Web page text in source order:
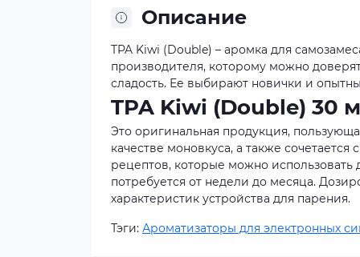
Описание
TPA Kiwi (Double) – аромка для
производителя, которому можно
сладость. Ее выбирают новички и
TPA Kiwi (Double) 30
Это оригинальная продукция,
качестве моновкуса, а также
рецептов, которые можно
потребуется от недели до месяца.
характеристик устройства для парения.
Тэги: Ароматизаторы для электронных